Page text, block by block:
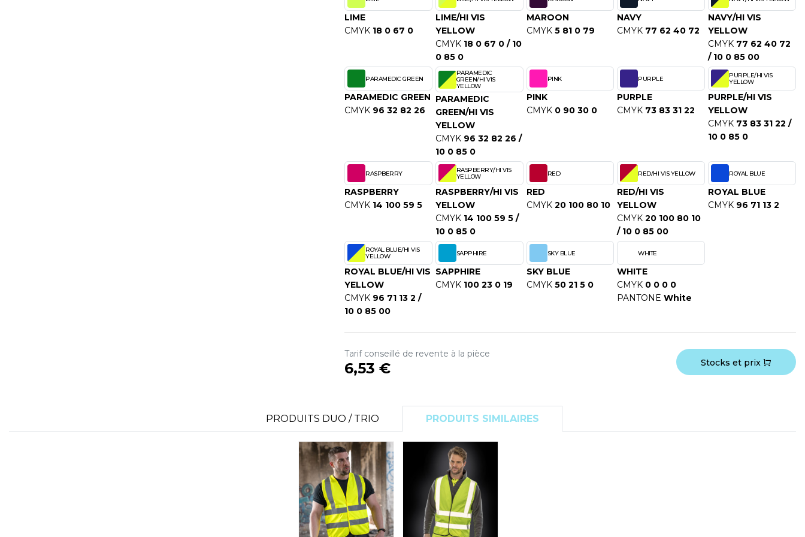
S
SANS ETIQUETTE
LIME
CMYK 18 0 67 0
LIME/HI VIS
YELLOW
CMYK 18 0 67 0 / 10
0 85 0
MAROON
CMYK 5 81 0 79
NAVY
CMYK 77 62 40 72
NAVY/HI VIS
YELLOW
CMYK 77 62 40 72
/ 10 0 85 00
PARAMEDIC GREEN
PARAMEDIC GREEN
CMYK 96 32 82 26
PARAMEDIC
GREEN/HI VIS
YELLOW
PARAMEDIC
GREEN/HI VIS
YELLOW
CMYK 96 32 82 26 /
10 0 85 0
PINK
PINK
CMYK 0 90 30 0
PURPLE
PURPLE
CMYK 73 83 31 22
PURPLE/HI VIS
YELLOW
PURPLE/HI VIS
YELLOW
CMYK 73 83 31 22 /
10 0 85 0
RASPBERRY
RASPBERRY
CMYK 14 100 59 5
RASPBERRY/HI VIS
YELLOW
RASPBERRY/HI VIS
YELLOW
CMYK 14 100 59 5 /
10 0 85 0
RED
RED
CMYK 20 100 80 10
RED/HI VIS YELLOW
RED/HI VIS
YELLOW
CMYK 20 100 80 10
/ 10 0 85 00
ROYAL BLUE
ROYAL BLUE
CMYK 96 71 13 2
ROYAL BLUE/HI VIS
YELLOW
ROYAL BLUE/HI VIS
YELLOW
CMYK 96 71 13 2 /
10 0 85 00
SAPPHIRE
SAPPHIRE
CMYK 100 23 0 19
SKY BLUE
SKY BLUE
CMYK 50 21 5 0
WHITE
WHITE
CMYK 0 0 0 0
PANTONE White
Tarif conseillé de revente à la pièce
6,53 € Stocks et prix
PRODUITS DUO / TRIO PRODUITS SIMILAIRES